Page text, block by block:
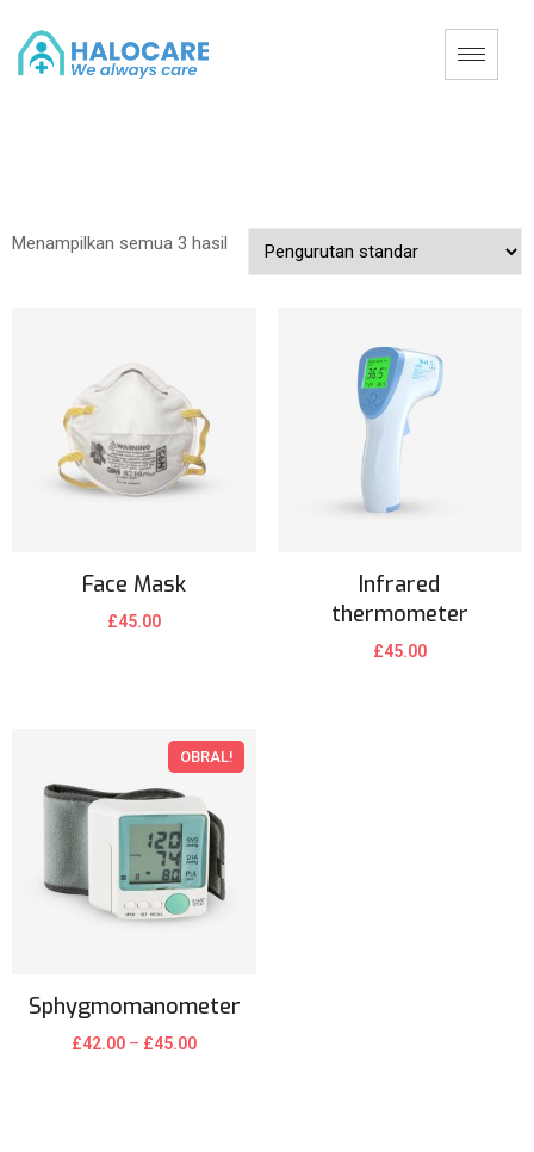
Menampilkan semua 3 hasil
Face Mask
£45.00
Infrared
thermometer
£45.00
OBRAL!
Sphygmomanometer
£42.00 – £45.00